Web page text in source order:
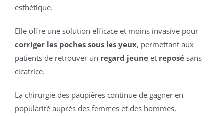
esthétique.
Elle offre une solution efficace et moins invasive pour
corriger les poches sous les yeux, permettant aux
patients de retrouver un regard jeune et reposé sans
cicatrice.
La chirurgie des paupières continue de gagner en
popularité auprès des femmes et des hommes,